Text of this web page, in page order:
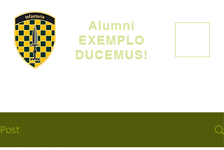
Alumni
EXEMPLO
DUCEMUS!
Post